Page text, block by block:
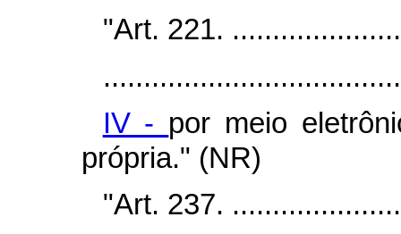
"Art. 221.
IV - por meio
própria." (NR)
"Art. 237.